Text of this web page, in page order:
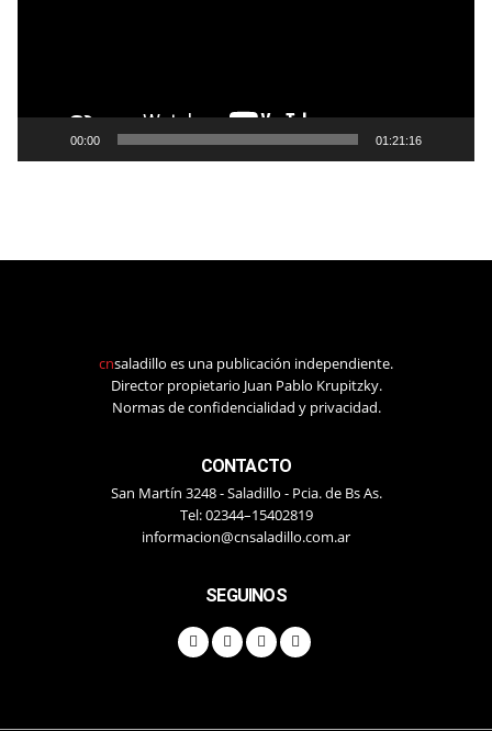
00:00 01:21:16
cnsaladillo es una publicación independiente.
Director propietario Juan Pablo Krupitzky.
Normas de confidencialidad y privacidad.
CONTACTO
San Martín 3248 - Saladillo - Pcia. de Bs As.
Tel: 02344–15402819
informacion@cnsaladillo.com.ar
SEGUINOS